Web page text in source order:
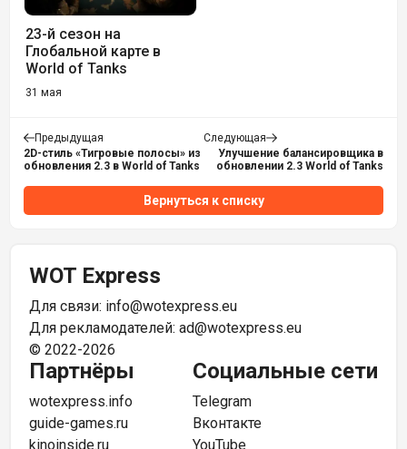
23-й сезон на
Глобальной карте в
World of Tanks
31 мая
Предыдущая
2D-стиль «Тигровые полосы» из
обновления 2.3 в World of Tanks
Следующая
Улучшение балансировщика в
обновлении 2.3 World of Tanks
Вернуться к списку
WOT Express
Для связи: info@wotexpress.eu
Для рекламодателей: ad@wotexpress.eu
© 2022-2026
Партнёры
wotexpress.info
guide-games.ru
kinoinside.ru
Социальные сети
Telegram
Вконтакте
YouTube